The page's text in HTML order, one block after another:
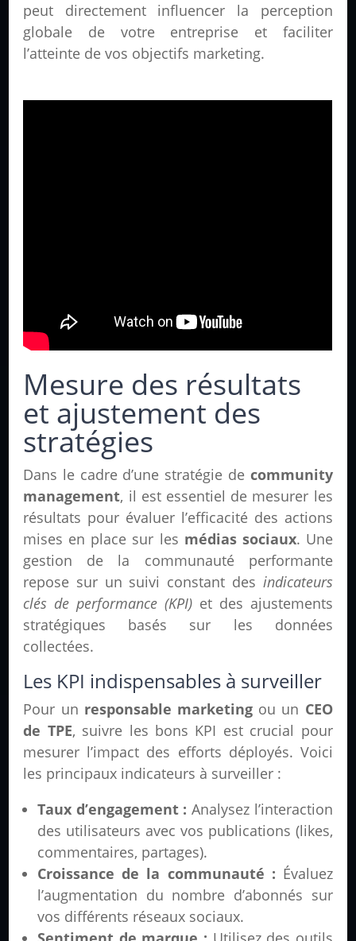
peut directement influencer la perception
globale de votre entreprise et faciliter
l’atteinte de vos objectifs marketing.
Mesure des résultats
et ajustement des
stratégies
Dans le cadre d’une stratégie de community
management, il est essentiel de mesurer les
résultats pour évaluer l’efficacité des actions
mises en place sur les médias sociaux. Une
gestion de la communauté performante
repose sur un suivi constant des indicateurs
clés de performance (KPI) et des ajustements
stratégiques basés sur les données
collectées.
Les KPI indispensables à surveiller
Pour un responsable marketing ou un CEO
de TPE, suivre les bons KPI est crucial pour
mesurer l’impact des efforts déployés. Voici
les principaux indicateurs à surveiller :
Taux d’engagement : Analysez l’interaction
des utilisateurs avec vos publications (likes,
commentaires, partages).
Croissance de la communauté : Évaluez
l’augmentation du nombre d’abonnés sur
vos différents réseaux sociaux.